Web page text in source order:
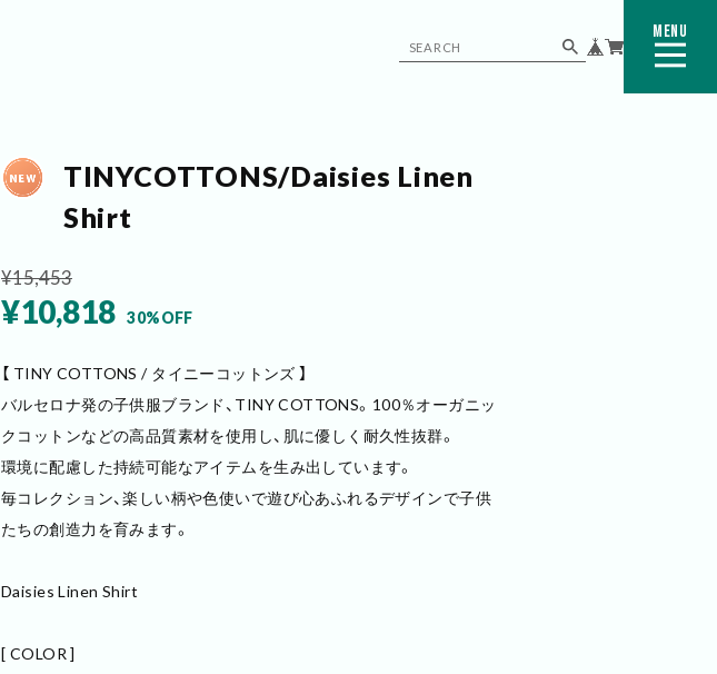
MENU
CLOSE
TINYCOTTONS/Daisies Linen
Shirt
¥15,453
¥10,818 30%OFF
【 TINY COTTONS / タイニーコットンズ 】
バルセロナ発の子供服ブランド、TINY COTTONS。100％オーガニッ
クコットンなどの高品質素材を使用し、肌に優しく耐久性抜群。
環境に配慮した持続可能なアイテムを生み出しています。
毎コレクション、楽しい柄や色使いで遊び心あふれるデザインで子供
たちの創造力を育みます。
Daisies Linen Shirt
[ COLOR ]